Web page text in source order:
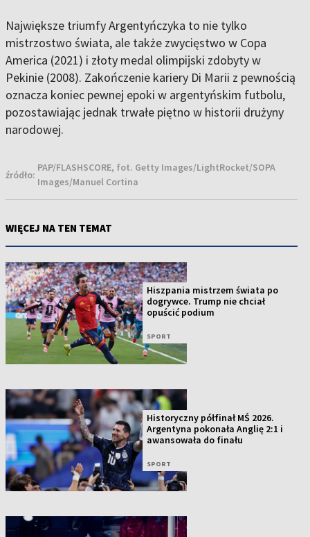
Największe triumfy Argentyńczyka to nie tylko
mistrzostwo świata, ale także zwycięstwo w Copa
America (2021) i złoty medal olimpijski zdobyty w
Pekinie (2008). Zakończenie kariery Di Marii z pewnością
oznacza koniec pewnej epoki w argentyńskim futbolu,
pozostawiając jednak trwałe piętno w historii drużyny
narodowej.
źródło:
PAP/FLASHSCORE, fot. Getty Images/LightRocket/SOPA
Images/Manuel Cortina
WIĘCEJ NA TEN TEMAT
Hiszpania mistrzem świata po
dogrywce. Trump nie chciał
opuścić podium
SPORT
Historyczny półfinał MŚ 2026.
Argentyna pokonała Anglię 2:1 i
awansowała do finału
SPORT